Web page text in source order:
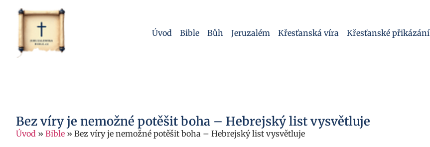
Úvod Bible Bůh Jeruzalém Křesťanská víra Křesťanské přikázání
Bez víry je nemožné potěšit boha – Hebrejský list vysvětluje
Úvod » Bible » Bez víry je nemožné potěšit boha – Hebrejský list vysvětluje